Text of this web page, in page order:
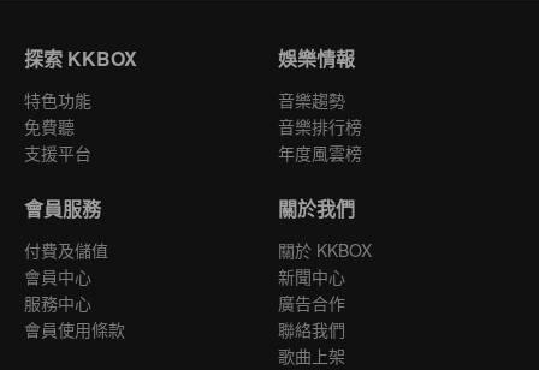
探索 KKBOX
特色功能
免費聽
支援平台
娛樂情報
音樂趨勢
音樂排行榜
年度風雲榜
會員服務
付費及儲值
會員中心
服務中心
會員使用條款
關於我們
關於 KKBOX
新聞中心
廣告合作
聯絡我們
歌曲上架